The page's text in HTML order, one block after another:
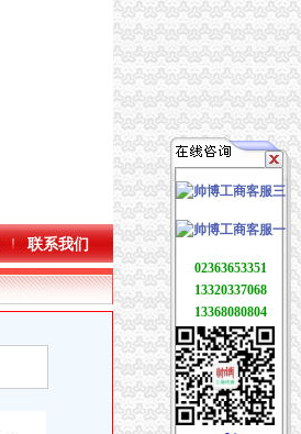
联系我们
02363653351
13320337068
13368080804